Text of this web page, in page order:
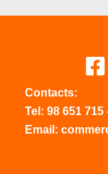
Contacts:
Tel: 98 651 715
Email: